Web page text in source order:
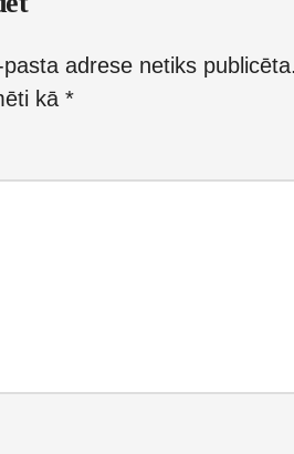
adrese netiks publicēta.
kā *